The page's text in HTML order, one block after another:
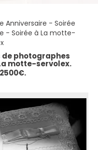
Anniversaire - Soirée
- Soirée à La motte-
photographes
motte-servolex.